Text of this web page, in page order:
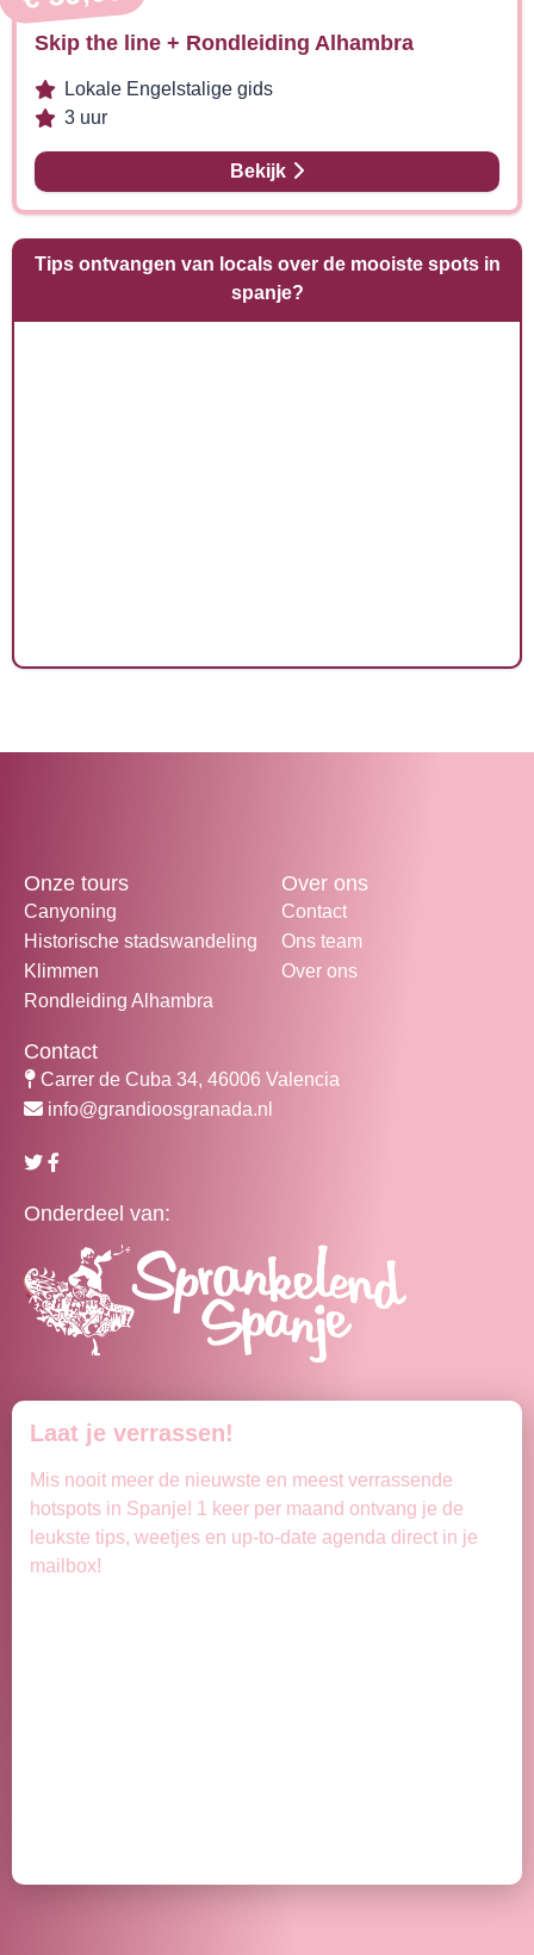
Skip the line + Rondleiding Alhambra
Lokale Engelstalige gids
3 uur
Bekijk
Tips ontvangen van locals over de mooiste spots in
spanje?
Onze tours
Canyoning
Historische stadswandeling
Klimmen
Rondleiding Alhambra
Over ons
Contact
Ons team
Over ons
Contact
Carrer de Cuba 34, 46006 Valencia
info@grandioosgranada.nl
Onderdeel van:
Laat je verrassen!
Mis nooit meer de nieuwste en meest verrassende
hotspots in Spanje! 1 keer per maand ontvang je de
leukste tips, weetjes en up-to-date agenda direct in je
mailbox!